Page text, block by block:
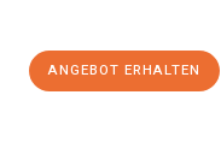
ANGEBOT ERHALTEN